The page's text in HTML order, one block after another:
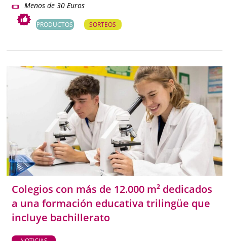
Menos de 30 Euros
PRODUCTOS SORTEOS
Colegios con más de 12.000 m² dedicados
a una formación educativa trilingüe que
incluye bachillerato